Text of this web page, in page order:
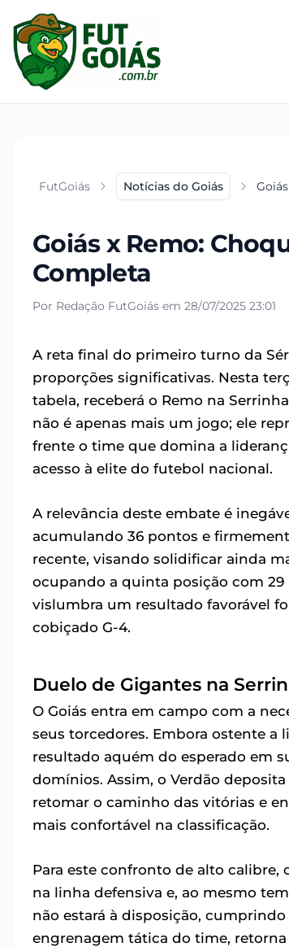
FutGoiás Notícias do Goiás
Goiás x Remo:
Completa
Por Redação FutGoiás em 28/07/2025 23:01
A reta final do primeiro turno da
proporções significativas. Nesta
tabela, receberá o Remo na
não é apenas mais um jogo; ele
frente o time que domina a
acesso à elite do futebol nacional.
A relevância deste embate é
acumulando 36 pontos e
recente, visando solidificar ainda
ocupando a quinta posição com
vislumbra um resultado favorável
cobiçado G-4.
Duelo de Gigantes na
O Goiás entra em campo com a
seus torcedores. Embora ostente a
resultado aquém do esperado em
domínios. Assim, o Verdão
retomar o caminho das vitórias e
mais confortável na classificação.
Para este confronto de alto calibre,
na linha defensiva e, ao mesmo
não estará à disposição,
engrenagem tática do time,